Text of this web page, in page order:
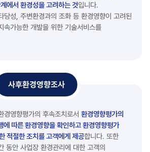
에서 환경성을 고려하는 것입니다.
당성, 주변환경과의 조화 등 환경영향이 고려된
속가능한 개발을 위한 기술서비스를
사후환경영향조사
경영향평가의 후속조치로서 환경영향평가의
에 따른 환경영향을 확인하고 환경영향평가
적절한 조치를 고객에게 제공합니다. 또한
동안 사업장 환경관리에 대한 고객의